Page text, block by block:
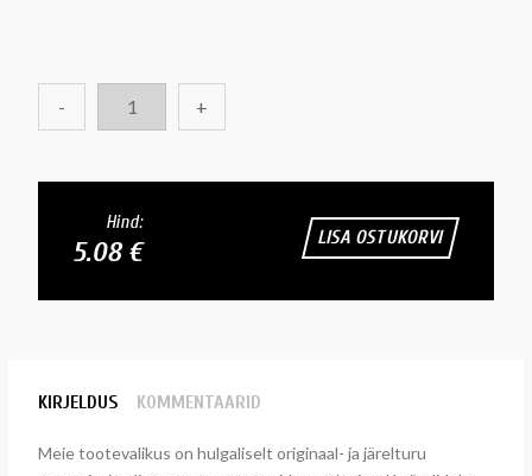
- +
Hind:
5.08 € LISA OSTUKORVI
KIRJELDUS KOMMENTAARID
Meie tootevalikus on hulgaliselt originaal- ja järelturu